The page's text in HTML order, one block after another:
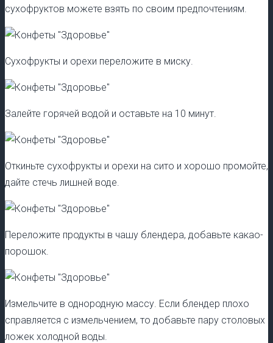
сухофруктов можете взять по своим предпочтениям.
Сухофрукты и орехи переложите в миску.
Залейте горячей водой и оставьте на 10 минут.
Откиньте сухофрукты и орехи на сито и хорошо промойте,
дайте стечь лишней воде.
Переложите продукты в чашу блендера, добавьте какао-
порошок.
Измельчите в однородную массу. Если блендер плохо
справляется с измельчением, то добавьте пару столовых
ложек холодной воды.